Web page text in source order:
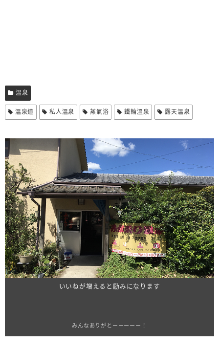
温泉
溫泉道 私人溫泉 蒸氣浴 鐵輪溫泉 露天溫泉
いいねが増えると励みになります
みんなありがとーーーーー！